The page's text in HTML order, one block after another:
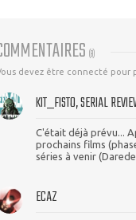
(8)
devez être connecté pour
KIT_FISTO, SERIAL
C'était déjà prévu...
prochains films
séries à venir
ECAZ